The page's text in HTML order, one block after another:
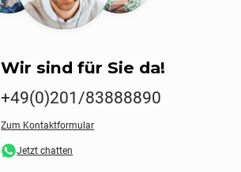
Wir sind für Sie da!
+49(0)201/83888890
Zum Kontaktformular
Jetzt chatten